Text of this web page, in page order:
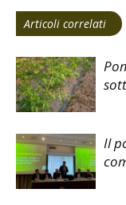
Articoli correlati
Il